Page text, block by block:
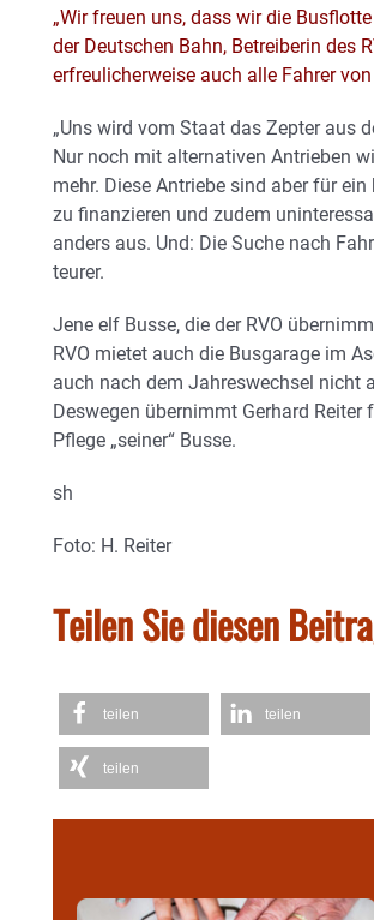
„Wir freuen uns, dass wir die
der Deutschen Bahn, Betreiberin des
erfreulicherweise auch alle Fahrer von
„Uns wird vom Staat das Zepter aus
Nur noch mit alternativen Antrieben
mehr. Diese Antriebe sind aber für
zu finanzieren und zudem
anders aus. Und: Die Suche nach
teurer.
Jene elf Busse, die der RVO
RVO mietet auch die Busgarage im
auch nach dem Jahreswechsel nicht
Deswegen übernimmt Gerhard
Pflege „seiner“ Busse.
sh
Foto: H. Reiter
Teilen Sie diesen
teilen teilen
teilen